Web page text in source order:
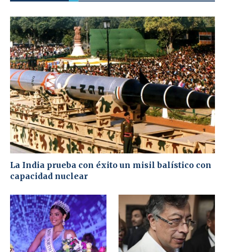
La India prueba con éxito un misil balístico con
capacidad nuclear